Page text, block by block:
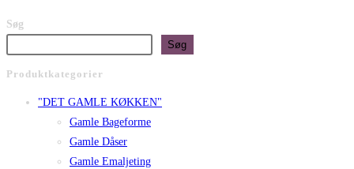
Søg
Søg
Produktkategorier
"DET GAMLE KØKKEN"
Gamle Bageforme
Gamle Dåser
Gamle Emaljeting